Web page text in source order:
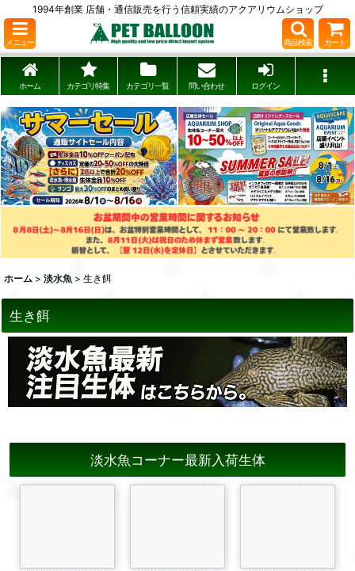
1994年創業 店舗・通信販売を行う信頼実績のアクアリウムショップ
メニュー 商品検索 カート
ホーム カテゴリ特集 カテゴリ一覧 問い合わせ ログイン
ホーム > 淡水魚 > 生き餌
生き餌
淡水魚コーナー最新入荷生体